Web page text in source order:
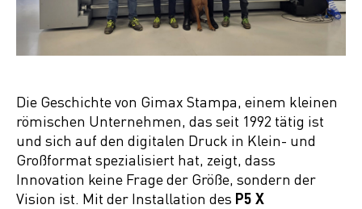
Die Geschichte von Gimax Stampa, einem kleinen
römischen Unternehmen, das seit 1992 tätig ist
und sich auf den digitalen Druck in Klein- und
Großformat spezialisiert hat, zeigt, dass
Innovation keine Frage der Größe, sondern der
Vision ist. Mit der Installation des P5 X